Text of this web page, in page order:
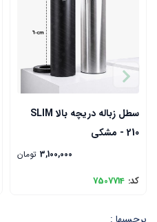
سطل زباله دریچه بالا SLIM
210 - مشکی
3,100,000 تومان
کد: 7507714